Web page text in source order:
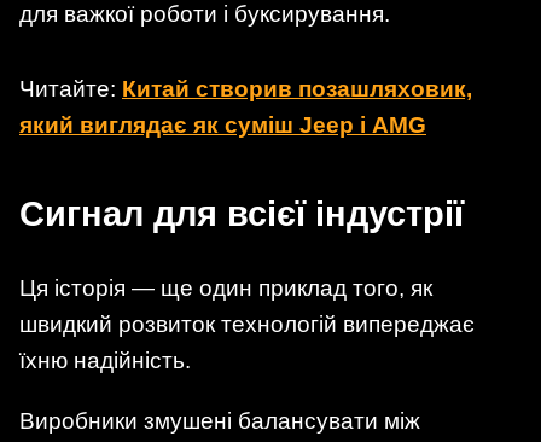
для важкої роботи і буксирування.
Читайте: Китай створив позашляховик,
який виглядає як суміш Jeep і AMG
Сигнал для всієї індустрії
Ця історія — ще один приклад того, як
швидкий розвиток технологій випереджає
їхню надійність.
Виробники змушені балансувати між